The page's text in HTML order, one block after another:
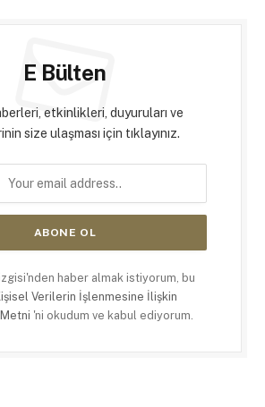
E Bülten
etkinlikleri, duyuruları ve
size ulaşması için tıklayınız.
haber almak istiyorum, bu
Verilerin İşlenmesine İlişkin
'ni okudum ve kabul ediyorum.